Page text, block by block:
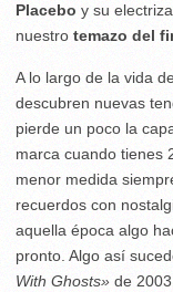
Placebo y su
nuestro temazo del
A lo largo de la vida
descubren nuevas
pierde un poco la
marca cuando tienes
menor medida
recuerdos con
aquella época algo
pronto. Algo así
With Ghosts» de